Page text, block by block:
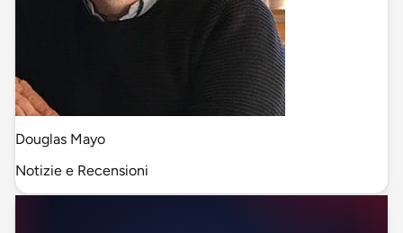
Douglas Mayo
Notizie e Recensioni